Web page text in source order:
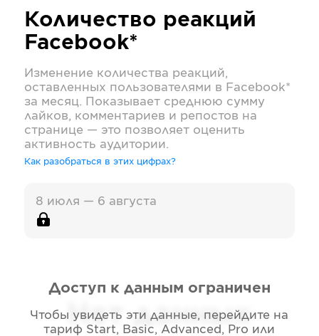
Количество реакций
Facebook*
Изменение количества реакций,
оставленных пользователями в Facebook*
за месяц. Показывает среднюю сумму
лайков, комментариев и репостов на
странице — это позволяет оценить
активность аудитории.
Как разобраться в этих цифрах?
8 июля — 6 августа
Нет данных
Доступ к данным ограничен
Чтобы увидеть эти данные, перейдите на
тариф Start, Basic, Advanced, Pro или